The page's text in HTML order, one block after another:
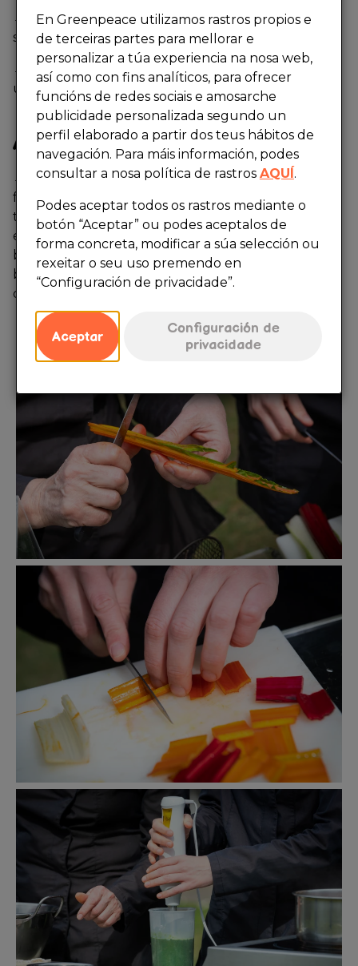
→
Engadir auga para obter textura de crema. Botar
sal ao gusto.
→
Por outra banda, pelar e cortar pola metade
unha cabeza de allo. Confeitar en aceite de oliva.
Acabado
→
Dispor no fondo do prato o puré obtido coas
follas das acelgas. Colocar harmoniosamente os
talos de cores cortados en anacos de 3 ou 4 cm por
enriba do puré (2 talos vermellos, 2 amarelos e 2
brancos) e dispor no centro un dente de allo,
botándolle por enriba un chorriño do aceite de
oliva co que os confeitamos.
En Greenpeace utilizamos rastros propios e
de terceiras partes para mellorar e
personalizar a túa experiencia na nosa web,
así como con fins analíticos, para ofrecer
funcións de redes sociais e amosarche
publicidade personalizada segundo un
perfil elaborado a partir dos teus hábitos de
navegación. Para máis información, podes
consultar a nosa política de rastros AQUÍ .
Podes aceptar todos os rastros mediante o
botón “Aceptar” ou podes aceptalos de
forma concreta, modificar a súa selección ou
rexeitar o seu uso premendo en
“Configuración de privacidade”.
Aceptar
Configuración de
privacidade